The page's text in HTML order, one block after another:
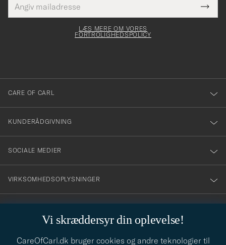
Vi skræddersyr din oplevelse!
CareOfCarl.dk bruger cookies og andre teknologier til
mailadresse
skal
Tack
för
dig
till
vårt
nyhetsbrev!
LÆS MERE OM VORES
FORTROLIGHEDSPOLICY
CARE OF CARL
KUNDERÅDGIVNING
SOCIALE MEDIER
VIRKSOMHEDSOPLYSNINGER
Behøver du hjælp til at finde din stil? Lad os hjælpe dig, vi hjælper